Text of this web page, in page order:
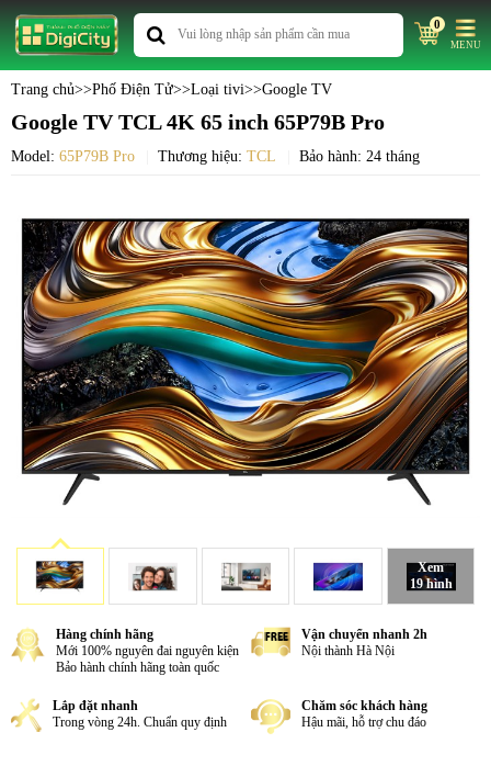
0
MENU
Trang chủ>>Phố Điện Tử>>Loại tivi>>Google TV
Google TV TCL 4K 65 inch 65P79B Pro
Model: 65P79B Pro Thương hiệu: TCL Bảo hành: 24 tháng
Xem
19 hình
Hàng chính hãng
Mới 100% nguyên đai nguyên kiện
Bảo hành chính hãng toàn quốc
Vận chuyển nhanh 2h
Nội thành Hà Nội
Lắp đặt nhanh
Trong vòng 24h. Chuẩn quy định
Chăm sóc khách hàng
Hậu mãi, hỗ trợ chu đáo